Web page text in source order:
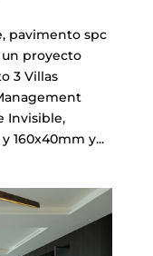
pavimento spc
un proyecto
3 Villas
Invisible,
160x40mm y...